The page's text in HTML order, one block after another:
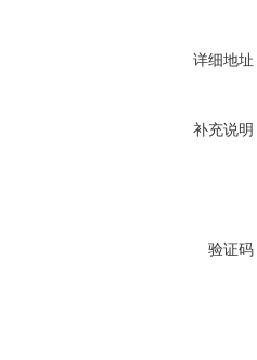
详细地址
补充说明
验证码